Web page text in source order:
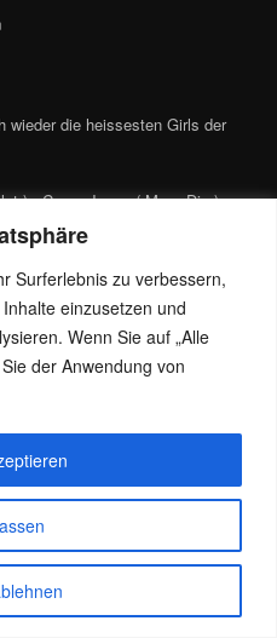
Surferlebnis zu verbessern,
einzusetzen und
Wenn Sie auf „Alle
der Anwendung von
wieder die heissesten Girls der
) , Coco, Jenny ( Mo + Die ),
sexy Laura!
anwesend sind und
Telefon bekannt gegeben
Allgemeinveröffentlicht. Setze
von WordPress